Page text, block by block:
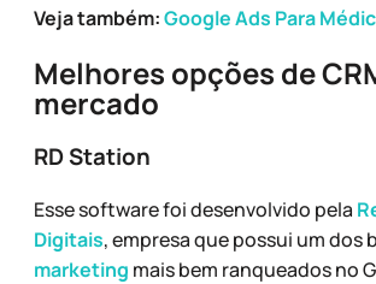
Veja também:Google Ads Para
Melhores opções de
mercado
RD Station
Esse software foi desenvolvido pela
Digitais, empresa que possui um dos
marketing mais bem ranqueados no